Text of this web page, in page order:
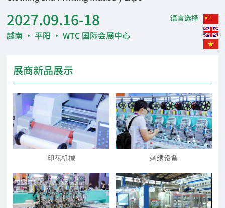
2027.09.16-18
越南 · 平阳 · WTC 国际会展中心
语言选择
展商新品展示
印花机械 刺绣设备